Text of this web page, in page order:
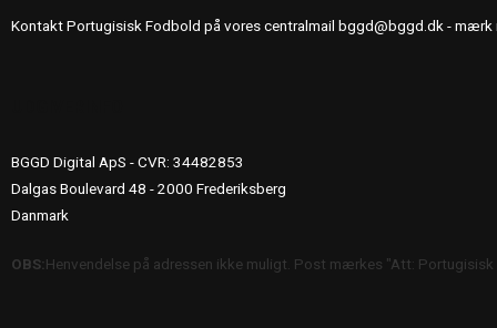
Kontakt Portugisisk Fodbold på vores centralmail bggd@bggd.dk - mærk
BGGD Digital ApS - CVR: 34482853
Dalgas Boulevard 48 - 2000 Frederiksberg
Danmark
OBS:Henvendelse på adressen ikke muligt. Post mærkes "Att: